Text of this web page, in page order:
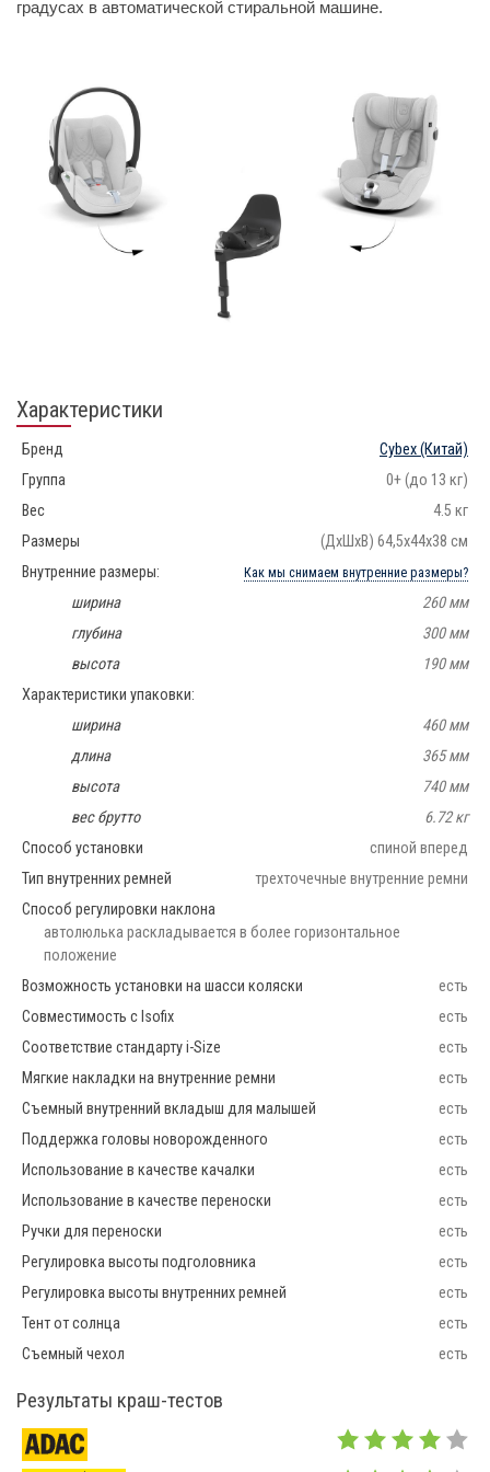
градусах в автоматической стиральной машине.
Характеристики
Бренд Cybex(Китай)
Группа
0+ (до 13 кг)
Вес
4.5 кг
Размеры
(ДхШхВ) 64,5х44х38 см
Внутренние размеры:
Как мы снимаем внутренние размеры?
ширина
260 мм
глубина
300 мм
высота
190 мм
Характеристики упаковки:
ширина
460 мм
длина
365 мм
высота
740 мм
вес брутто
6.72 кг
Способ установки
спиной вперед
Тип внутренних ремней
трехточечные внутренние ремни
Способ регулировки наклона
автолюлька раскладывается в более горизонтальное
положение
Возможность установки на шасси коляски
есть
Совместимость с Isofix
есть
Соответствие стандарту i-Size
есть
Мягкие накладки на внутренние ремни
есть
Съемный внутренний вкладыш для малышей
есть
Поддержка головы новорожденного
есть
Использование в качестве качалки
есть
Использование в качестве переноски
есть
Ручки для переноски
есть
Регулировка высоты подголовника
есть
Регулировка высоты внутренних ремней
есть
Тент от солнца
есть
Съемный чехол
есть
Результаты краш-тестов